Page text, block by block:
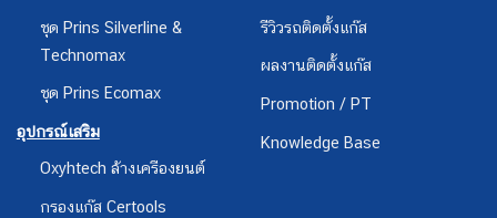
ชุด Prins Silverline &
Technomax
ชุด Prins Ecomax
อุปกรณ์เสริม
Oxyhtech ล้างเครืองยนต์
กรองแก๊ส Certools
รีวิวรถติดตั้งแก๊ส
ผลงานติดตั้งแก๊ส
Promotion / PT
Knowledge Base